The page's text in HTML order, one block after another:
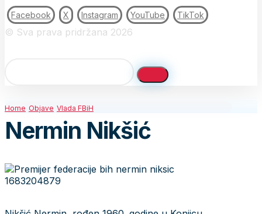
Facebook X Instagram YouTube TikTok
© Sva prava pridržana 2026
Home Objave Vlada FBiH
Nermin Nikšić